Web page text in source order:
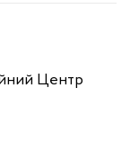
Центр